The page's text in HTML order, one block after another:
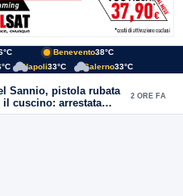
Benevento38°C
Napoli33°C Salerno33°C
Sannio, pistola rubata
il cuscino: arrestata
2 ORE FA